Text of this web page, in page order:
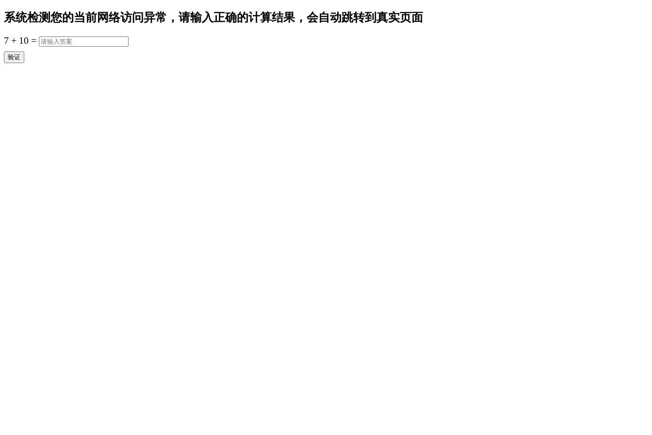
系统检测您的当前网络访问异常，请输入正确的计算结果，会自动跳转到真实页面
7 + 10 =